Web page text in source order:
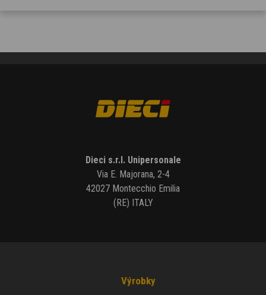
Dieci s.r.l. Unipersonale
Via E. Majorana, 2-4
42027 Montecchio Emilia
(RE) ITALY
Výrobky